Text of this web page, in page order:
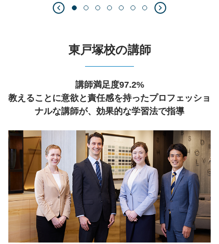
東戸塚校の講師
講師満足度97.2%
教えることに意欲と責任感を持ったプロフェッショ
ナルな講師が、効果的な学習法で指導